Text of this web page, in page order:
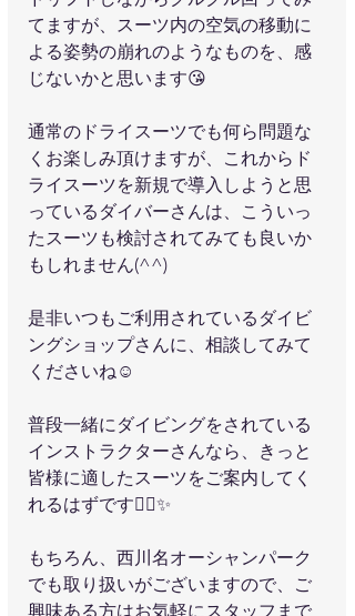
てますが、スーツ内の空気の移動に
よる姿勢の崩れのようなものを、感
じないかと思います😘
通常のドライスーツでも何ら問題な
くお楽しみ頂けますが、これからド
ライスーツを新規で導入しようと思
っているダイバーさんは、こういっ
たスーツも検討されてみても良いか
もしれません(^^)
是非いつもご利用されているダイビ
ングショップさんに、相談してみて
くださいね☺️
普段一緒にダイビングをされている
インストラクターさんなら、きっと
皆様に適したスーツをご案内してく
れるはずです👍🏻✨︎
もちろん、西川名オーシャンパーク
でも取り扱いがございますので、ご
興味ある方はお気軽にスタッフまで